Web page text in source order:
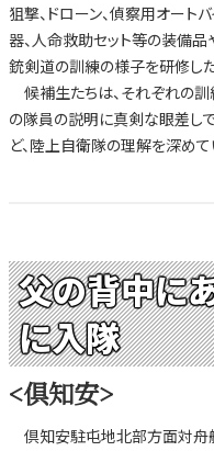
狙撃、ドローン、偵察用オート
器、人命救助セット等の装備
銃剣道の訓練の様子を研修した
候補生たちは、それぞれの訓
の隊員の説明に真剣な眼差し
ど、陸上自衛隊の理解を深めて
父の背中に
に入隊
<倶知安>
倶知安駐屯地北部方面対舟